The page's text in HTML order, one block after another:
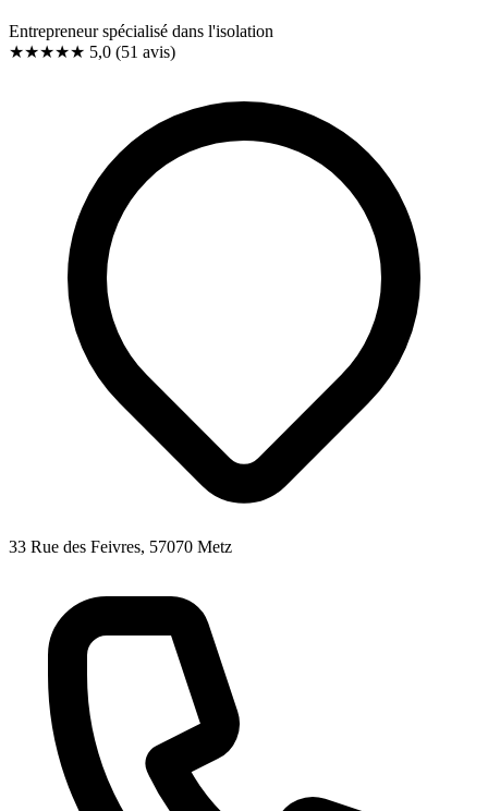
Entrepreneur spécialisé dans l'isolation
★★★★★ 5,0 (51 avis)
33 Rue des Feivres, 57070 Metz